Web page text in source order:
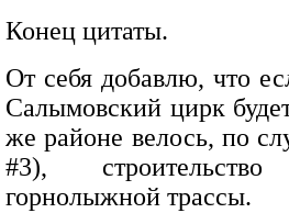
Конец цитаты.
От себя добавлю, что
Салымовский цирк
же районе велось, по
#3),
горнолыжной трассы.